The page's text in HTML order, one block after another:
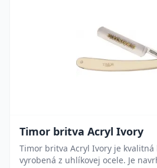
Timor britva Acryl Ivory
Timor britva Acryl Ivory je
vyrobená z uhlíkovej ocele. Je